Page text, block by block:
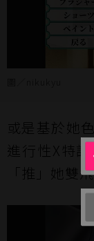
或是基於她
進行性X特
「推」她雙